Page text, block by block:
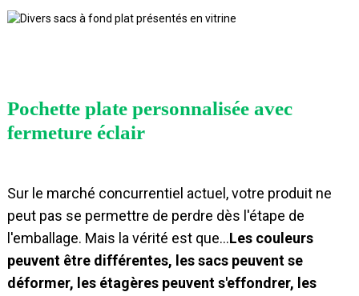
Pochette plate personnalisée avec
fermeture éclair
Sur le marché concurrentiel actuel, votre produit ne
peut pas se permettre de perdre dès l'étape de
l'emballage. Mais la vérité est que…Les couleurs
peuvent être différentes, les sacs peuvent se
déformer, les étagères peuvent s'effondrer, les